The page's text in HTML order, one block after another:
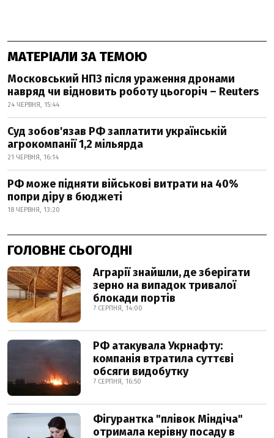
МАТЕРІАЛИ ЗА ТЕМОЮ
Московський НПЗ після ураження дронами
навряд чи відновить роботу цьогоріч – Reuters
24 ЧЕРВНЯ, 15:44
Суд зобов'язав РФ заплатити українській
агрокомпанії 1,2 мільярда
21 ЧЕРВНЯ, 16:14
РФ може підняти військові витрати на 40%
попри діру в бюджеті
18 ЧЕРВНЯ, 13:20
ГОЛОВНЕ СЬОГОДНІ
Аграрії знайшли, де зберігати
зерно на випадок тривалої
блокади портів
7 СЕРПНЯ, 14:00
РФ атакувала Укрнафту:
компанія втратила суттєві
обсяги видобутку
7 СЕРПНЯ, 16:50
Фігурантка "плівок Міндіча"
отримала керівну посаду в